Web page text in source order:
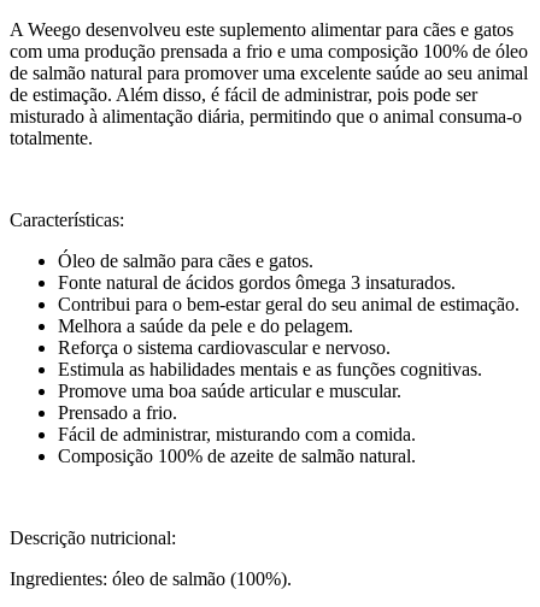
A Weego desenvolveu este suplemento alimentar para cães e gatos
com uma produção prensada a frio e uma composição 100% de óleo
de salmão natural para promover uma excelente saúde ao seu animal
de estimação. Além disso, é fácil de administrar, pois pode ser
misturado à alimentação diária, permitindo que o animal consuma-o
totalmente.
Características:
Óleo de salmão para cães e gatos.
Fonte natural de ácidos gordos ômega 3 insaturados.
Contribui para o bem-estar geral do seu animal de estimação.
Melhora a saúde da pele e do pelagem.
Reforça o sistema cardiovascular e nervoso.
Estimula as habilidades mentais e as funções cognitivas.
Promove uma boa saúde articular e muscular.
Prensado a frio.
Fácil de administrar, misturando com a comida.
Composição 100% de azeite de salmão natural.
Descrição nutricional:
Ingredientes: óleo de salmão (100%).